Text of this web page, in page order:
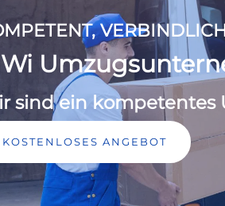
sind ein kompetentes
KOSTENLOSES ANGEBOT